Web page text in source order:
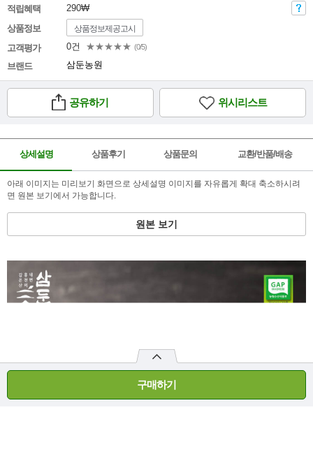
적립혜택
290₩
상품정보
상품정보제공고시
고객평가 0건 ★★★★★ (0/5)
브랜드 삼둔농원
공유하기 위시리스트
상세설명 상품후기 상품문의 교환/반품/배송
아래 이미지는 미리보기 화면으로 상세설명 이미지를 자유롭게 확대 축소하시려
면 원본 보기에서 가능합니다.
원본 보기